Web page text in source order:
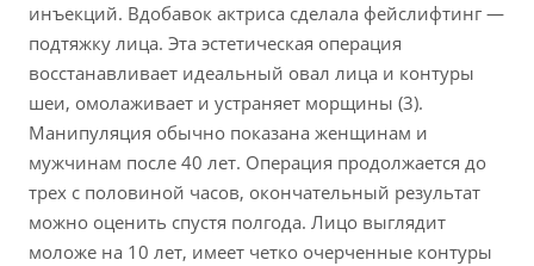
инъекций. Вдобавок актриса сделала фейслифтинг —
подтяжку лица. Эта эстетическая операция
восстанавливает идеальный овал лица и контуры
шеи, омолаживает и устраняет морщины (3).
Манипуляция обычно показана женщинам и
мужчинам после 40 лет. Операция продолжается до
трех с половиной часов, окончательный результат
можно оценить спустя полгода. Лицо выглядит
моложе на 10 лет, имеет четко очерченные контуры